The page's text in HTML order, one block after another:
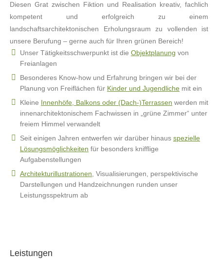
Diesen Grat zwischen Fiktion und Realisation kreativ, fachlich
kompetent und erfolgreich zu einem
landschaftsarchitektonischen Erholungsraum zu vollenden ist
unsere Berufung – gerne auch für Ihren grünen Bereich!
Unser Tätigkeitsschwerpunkt ist die Objektplanung von
Freianlagen
Besonderes Know-how und Erfahrung bringen wir bei der
Planung von Freiflächen für Kinder und Jugendliche mit ein
Kleine Innenhöfe, Balkons oder (Dach-)Terrassen werden mit
innenarchitektonischem Fachwissen in „grüne Zimmer“ unter
freiem Himmel verwandelt
Seit einigen Jahren entwerfen wir darüber hinaus spezielle
Lösungsmöglichkeiten für besonders knifflige
Aufgabenstellungen
Architekturillustrationen , Visualisierungen, perspektivische
Darstellungen und Handzeichnungen runden unser
Leistungsspektrum ab
Leistungen